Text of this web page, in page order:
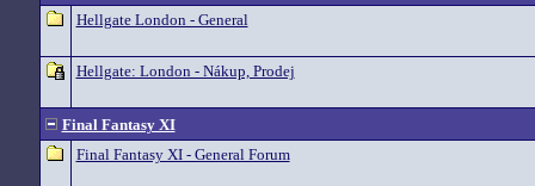
Hellgate London - General
Hellgate: London - Nákup, Prodej
Final Fantasy XI
Final Fantasy XI - General Forum